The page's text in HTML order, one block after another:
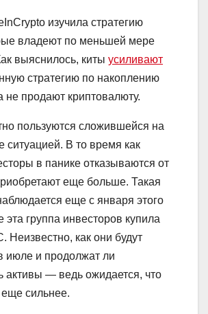
изучила стратегию
владеют по меньшей мере
выяснилось, киты усиливают
стратегию по накоплению
не продают криптовалюту.
пользуются сложившейся на
ситуацией. В то время как
в панике отказываются от
еще больше. Такая
еще с января этого
эта группа инвесторов купила
Неизвестно, как они будут
июле и продолжат ли
активы — ведь ожидается, что
еще сильнее.